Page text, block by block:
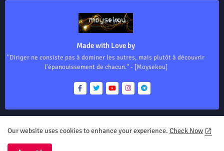
Made with Love by
"Diriger ne consiste pas à dominer les autres, mais plutôt à découvrir
l'épanouissement de chacun." - [Moysekou]
Home About Contact
Our website uses cookies to enhance your experience. Check Now